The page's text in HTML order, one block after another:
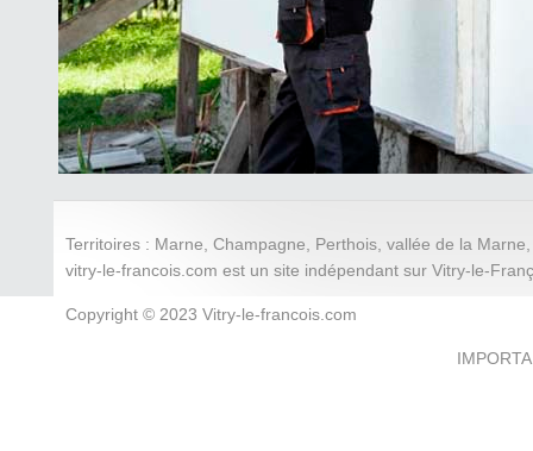
Territoires : Marne, Champagne, Perthois, vallée de la
vitry-le-francois.com est un site indépendant sur Vitry-le-
Copyright © 2023 Vitry-le-francois.com